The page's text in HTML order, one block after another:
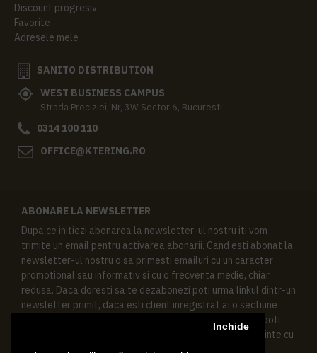
Inchide
Discount progresiv
Favorite
Adresele mele
SANITO DISTRIBUTION
WEST BUSINESS CAMPUS
Strada Preciziei, Nr, 3W Sector 6, Bucuresti
0314 100 110
OFFICE@KTERING.RO
ABONARE LA NEWSLETTER
Dupa ce initiezi abonarea la newsletter-ul nostru iti vom
trimite un email pentru activarea abonarii. Cand esti abonat la
newsletter-ul nostru o sa primesti emailuri cu un caracter
promotional sau informativ si cu o frecventa medie, chiar
redusa. Daca doresti sa te dezabonezi poti urma linkul dintr-un
newsletter primit, daca esti client inregistrat ai o sectiune
speciala in contul tau in acest scop, si de asemenea ne poti
contacta oricand pe email pentru orice intrebari sau cerinte cu